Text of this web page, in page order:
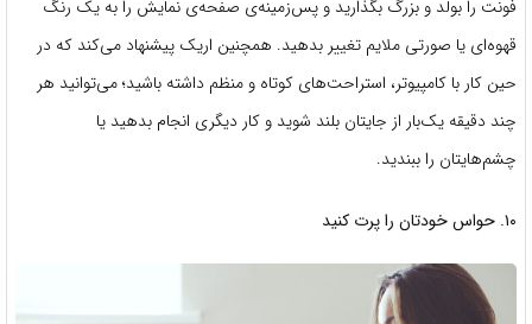
فونت را بولد و بزرگ بگذارید و پس‌زمینه‌ی صفحه‌ی نمایش را به یک رنگ
قهوه‌ای یا صورتی ملایم تغییر بدهید. همچنین اریک پیشنهاد می‌کند که در
حین کار با کامپیوتر، استراحت‌های کوتاه و منظم داشته باشید؛ می‌توانید هر
چند دقیقه یک‌بار از جایتان بلند شوید و کار دیگری انجام بدهید یا
چشم‌هایتان را ببندید.
۱۰. حواس خودتان را پرت کنید